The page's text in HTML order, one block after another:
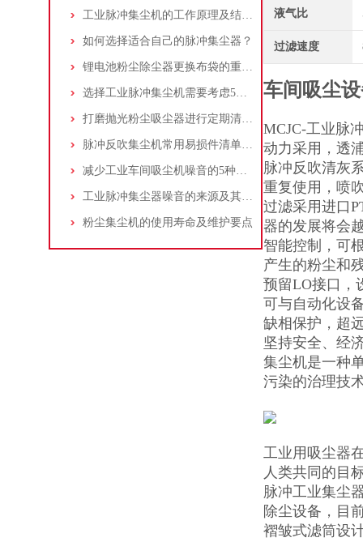
工业脉冲集尘机的工作原理及结构特点说明
如何选择适合自己的脉冲集尘器？
锂电池粉尘除尘器更换布袋的重要性与方法
选择工业脉冲集尘机需要考虑5大因素,你都了解吗?
打磨抛光粉尘吸尘器进行定期清理的重要性
脉冲反吹集尘机常用易损件清单与更换周期建议
减少工业车间吸尘机噪音的5种方法
工业脉冲集尘器噪音的来源及其控制策略
粉尘集尘机的使用寿命及维护要点
液气比
过滤速度
车间吸尘
MCJC-工业脉
动力采用，透
脉冲反吹清灰
重复使用，喷
过滤采用进口
器的发展将会
智能控制，可
产生的粉尘和
预留LO接口，
可与自动化设
缺相保护，超
坚持安全、经
集尘机是一种
污染的治理技
工业用吸尘器
人类共同的目
脉冲工业集尘
除尘设备，目
褶皱式滤筒设